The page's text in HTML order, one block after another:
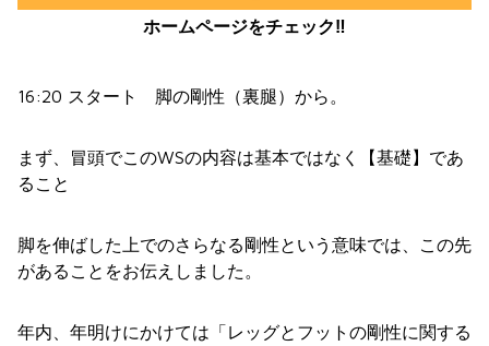
ホームページをチェック‼︎
16:20 スタート 脚の剛性（裏腿）から。
まず、冒頭でこのWSの内容は基本ではなく【基礎】であ
ること
脚を伸ばした上でのさらなる剛性という意味では、この先
があることをお伝えしました。
年内、年明けにかけては「レッグとフットの剛性に関する